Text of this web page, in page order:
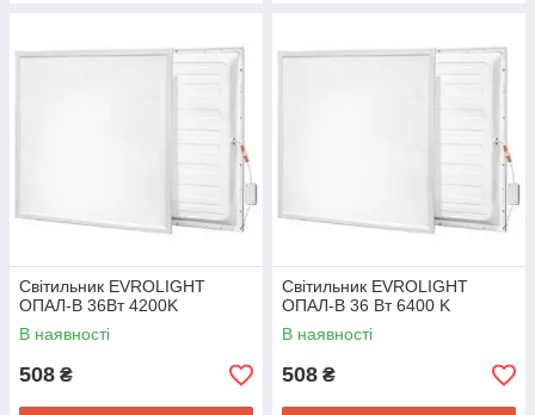
Світильник EVROLIGHT
ОПАЛ-B 36Вт 4200K
В наявності
508 ₴
Світильник EVROLIGHT
ОПАЛ-B 36 Вт 6400 K
В наявності
508 ₴